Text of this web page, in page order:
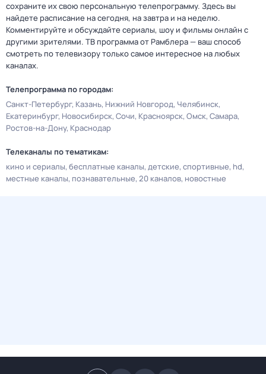
сохраните их свою персональную телепрограмму. Здесь вы
найдете расписание на сегодня, на завтра и на неделю.
Комментируйте и обсуждайте сериалы, шоу и фильмы онлайн с
другими зрителями. ТВ программа от Рамблера — ваш способ
смотреть по телевизору только самое интересное на любых
каналах.
Телепрограмма по городам:
Санкт-Петербург Казань Нижний Новгород Челябинск
Екатеринбург Новосибирск Сочи Красноярск Омск Самара
Ростов-на-Дону Краснодар
Телеканалы по тематикам:
кино и сериалы бесплатные каналы детские спортивные hd
местные каналы познавательные 20 каналов новостные